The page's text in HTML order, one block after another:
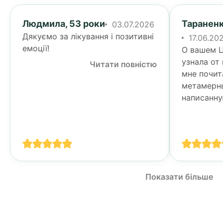
Людмила, 53 роки
03.07.2026
Дякуємо за лікування і позитивні
емоції!
Читати повністю
О вашем
узнала от
мне
Показати більше